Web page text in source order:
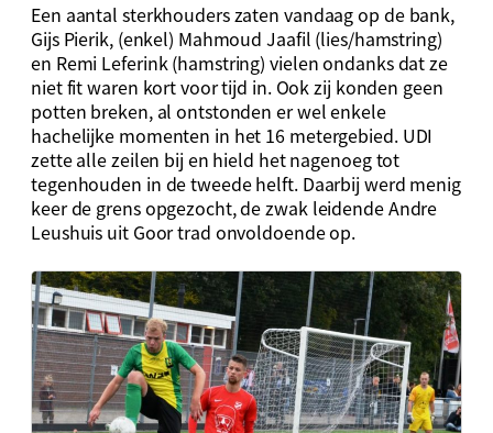
Een aantal sterkhouders zaten vandaag op de bank,
Gijs Pierik, (enkel) Mahmoud Jaafil (lies/hamstring)
en Remi Leferink (hamstring) vielen ondanks dat ze
niet fit waren kort voor tijd in. Ook zij konden geen
potten breken, al ontstonden er wel enkele
hachelijke momenten in het 16 metergebied. UDI
zette alle zeilen bij en hield het nagenoeg tot
tegenhouden in de tweede helft. Daarbij werd menig
keer de grens opgezocht, de zwak leidende Andre
Leushuis uit Goor trad onvoldoende op.